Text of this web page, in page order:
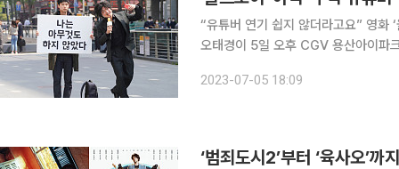
“유튜버 연기 쉽지 않더라고요” 영화
오태경이 5일 오후 CGV 용산아이파
배우로 얼굴을 알렸지만 지금은 잊힌
2023-07-05 18:09
‘범죄도시2’부터 ‘육사오’